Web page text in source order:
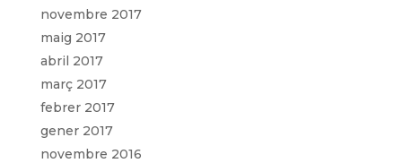
novembre 2017
maig 2017
abril 2017
març 2017
febrer 2017
gener 2017
novembre 2016